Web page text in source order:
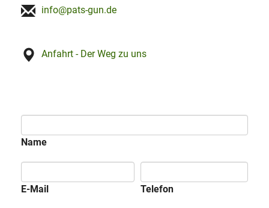
info@pats-gun.de
Anfahrt - Der Weg zu uns
Name
E-Mail Telefon